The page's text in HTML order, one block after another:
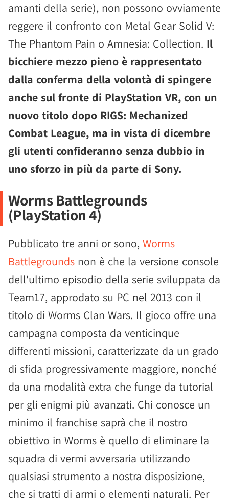
amanti della serie), non possono ovviamente
reggere il confronto con Metal Gear Solid V:
The Phantom Pain o Amnesia: Collection. Il
bicchiere mezzo pieno è rappresentato
dalla conferma della volontà di spingere
anche sul fronte di PlayStation VR, con un
nuovo titolo dopo RIGS: Mechanized
Combat League, ma in vista di dicembre
gli utenti confideranno senza dubbio in
uno sforzo in più da parte di Sony.
Worms Battlegrounds
(PlayStation 4)
Pubblicato tre anni or sono, Worms
Battlegrounds non è che la versione console
dell'ultimo episodio della serie sviluppata da
Team17, approdato su PC nel 2013 con il
titolo di Worms Clan Wars. Il gioco offre una
campagna composta da venticinque
differenti missioni, caratterizzate da un grado
di sfida progressivamente maggiore, nonché
da una modalità extra che funge da tutorial
per gli enigmi più avanzati. Chi conosce un
minimo il franchise saprà che il nostro
obiettivo in Worms è quello di eliminare la
squadra di vermi avversaria utilizzando
qualsiasi strumento a nostra disposizione,
che si tratti di armi o elementi naturali. Per